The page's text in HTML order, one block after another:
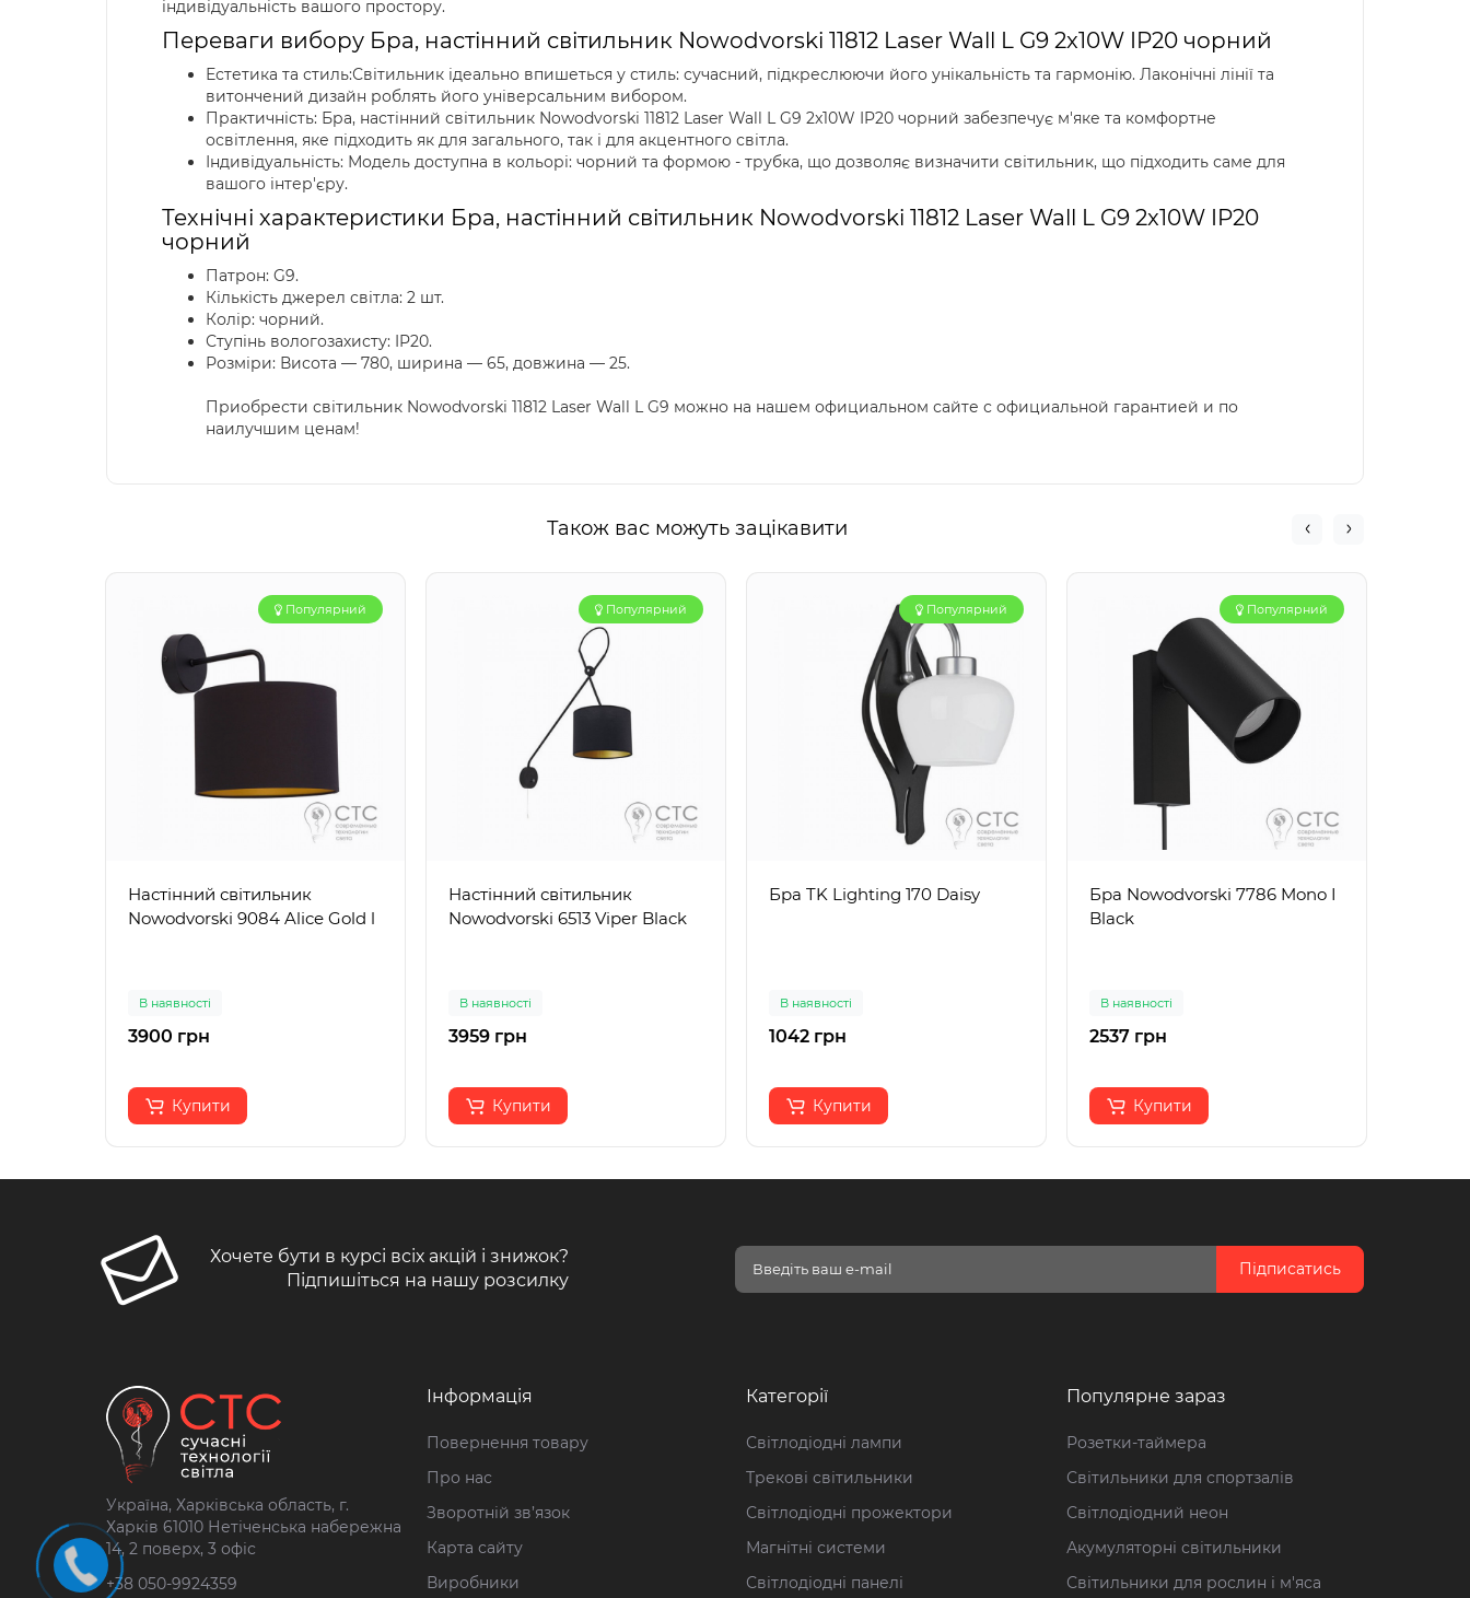
індивідуальність вашого простору.
Переваги вибору Бра, настінний світильник Nowodvorski 11812 Laser Wall L G9 2x10W IP20 чорний
Естетика та стиль:Світильник ідеально впишеться у стиль: сучасний, підкреслюючи його унікальність та гармонію. Лаконічні лінії та
витончений дизайн роблять його універсальним вибором.
Практичність: Бра, настінний світильник Nowodvorski 11812 Laser Wall L G9 2x10W IP20 чорний забезпечує м'яке та комфортне
освітлення, яке підходить як для загального, так і для акцентного світла.
Індивідуальність: Модель доступна в кольорі: чорний та формою - трубка, що дозволяє визначити світильник, що підходить саме для
вашого інтер'єру.
Технічні характеристики Бра, настінний світильник Nowodvorski 11812 Laser Wall L G9 2x10W IP20
чорний
Патрон: G9.
Кількість джерел світла: 2 шт.
Колір: чорний.
Ступінь вологозахисту: IP20.
Розміри: Висота — 780, ширина — 65, довжина — 25.
Приобрести світильник Nowodvorski 11812 Laser Wall L G9 можно на нашем официальном сайте с официальной гарантией и по
наилучшим ценам!
Також вас можуть зацікавити
Популярний
Настінний світильник
Nowodvorski 9084 Alice Gold l
В наявності
3900 грн
Купити
Популярний
Настінний світильник
Nowodvorski 6513 Viper Black
В наявності
3959 грн
Купити
Популярний
Бра TK Lighting 170 Daisy
В наявності
1042 грн
Купити
Популярний
Бра Nowodvorski 7786 Mono I
Black
В наявності
2537 грн
Купити
Хочете бути в курсі всіх акцій і знижок?
Підпишіться на нашу розсилку
Підписатись
Україна, Харківська область, г.
Харків 61010 Нетіченська набережна
14, 2 поверх, 3 офіс
+38 050-9924359
Інформація
Повернення товару
Про нас
Зворотній зв’язок
Карта сайту
Виробники
Категорії
Світлодіодні лампи
Трекові світильники
Світлодіодні прожектори
Магнітні системи
Світлодіодні панелі
Популярне зараз
Розетки-таймера
Світильники для спортзалів
Світлодіодний неон
Акумуляторні світильники
Світильники для рослин і м'яса